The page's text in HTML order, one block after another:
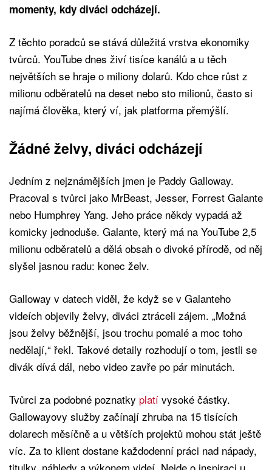
momenty, kdy diváci odcházejí.
Z těchto poradců se stává důležitá vrstva ekonomiky
tvůrců. YouTube dnes živí tisíce kanálů a u těch
největších se hraje o miliony dolarů. Kdo chce růst z
milionu odběratelů na deset nebo sto milionů, často si
najímá člověka, který ví, jak platforma přemýšlí.
Žádné želvy, diváci odcházejí
Jedním z nejznámějších jmen je Paddy Galloway.
Pracoval s tvůrci jako MrBeast, Jesser, Forrest Galante
nebo Humphrey Yang. Jeho práce někdy vypadá až
komicky jednoduše. Galante, který má na YouTube 2,5
milionu odběratelů a dělá obsah o divoké přírodě, od něj
slyšel jasnou radu: konec želv.
Galloway v datech viděl, že když se v Galanteho
videích objevily želvy, diváci ztráceli zájem. „Možná
jsou želvy běžnější, jsou trochu pomalé a moc toho
nedělají,“ řekl. Takové detaily rozhodují o tom, jestli se
divák dívá dál, nebo video zavře po pár minutách.
Tvůrci za podobné poznatky platí vysoké částky.
Gallowayovy služby začínají zhruba na 15 tisících
dolarech měsíčně a u větších projektů mohou stát ještě
víc. Za to klient dostane každodenní práci nad nápady,